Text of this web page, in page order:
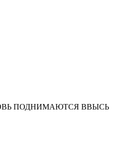
ПОДНИМАЮТСЯ ВВЫСЬ